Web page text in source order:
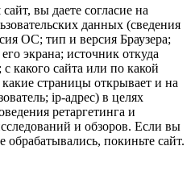
вы даете согласие на
данных (сведения
ОС; тип и версия Браузера;
экрана; источник откуда
какого сайта или по какой
страницы открывает и на
ip-адрес) в целях
ретаргетинга и
и обзоров. Если вы
покиньте сайт.